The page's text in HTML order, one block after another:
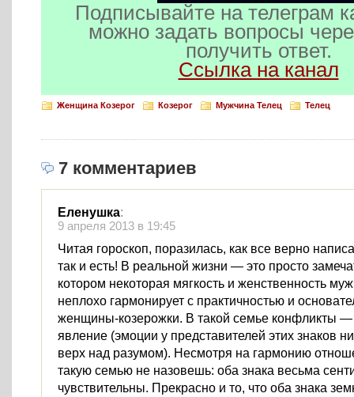
Подписывайте на телеграм
можно задать вопросы
получить ответ.
Ссылка на канал
Женщина Козерог Козерог Мужчина Телец Телец
7 комментариев
Еленушка:
9 апреля 2013 в 19:45
Читая гороскоп, поразилась, как все верно
так и есть! В реальной жизни — это просто
котором некоторая мягкость и женственность
неплохо гармонирует с практичностью и
женщины-козерожки. В такой семье конфликты —
явление (эмоции у представителей этих знаков
верх над разумом). Несмотря на гармонию
такую семью не назовешь: оба знака весьма
чувствительны. Прекрасно и то, что оба знака